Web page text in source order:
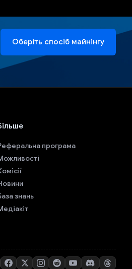
Оберіть спосіб майнінгу
програма
знань